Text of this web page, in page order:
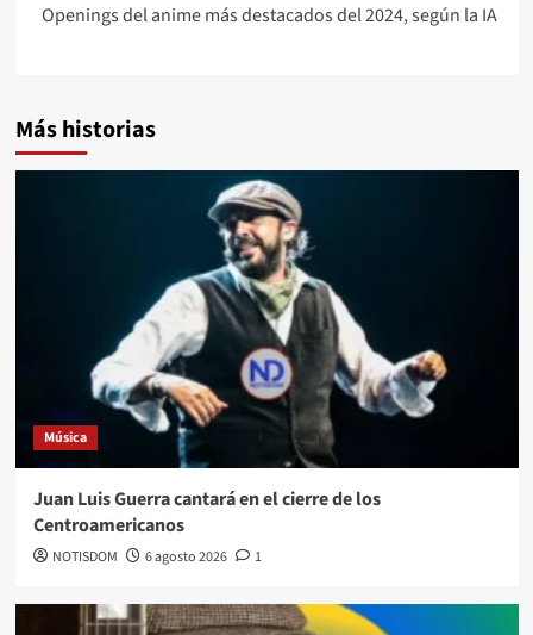
Openings del anime más destacados del 2024, según la IA
Más historias
Música
Juan Luis Guerra cantará en el cierre de los
Centroamericanos
NOTISDOM 6 agosto 2026 1